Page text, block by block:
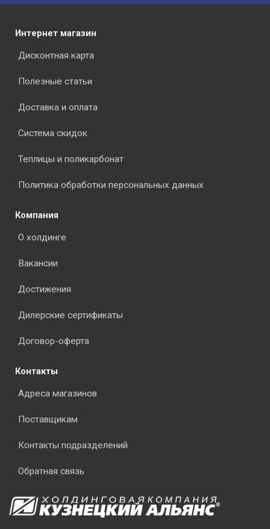
Интернет магазин
Дисконтная карта
Полезные статьи
Доставка и оплата
Система скидок
Теплицы и поликарбонат
Политика обработки персональных данных
Компания
О холдинге
Вакансии
Достижения
Дилерские сертификаты
Договор-оферта
Контакты
Адреса магазинов
Поставщикам
Контакты подразделений
Обратная связь